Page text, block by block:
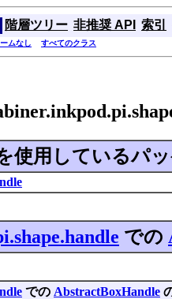
階層ツリー 非推奨 API 索引
ムなし すべてのクラス
使用しているパ
での
での AbstractBoxHandle